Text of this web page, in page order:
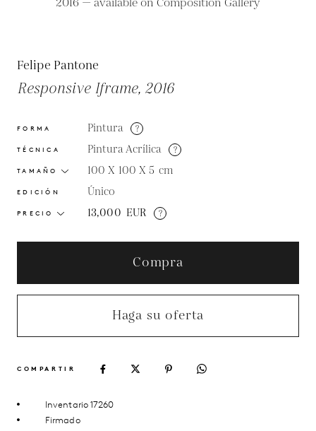
Felipe Pantone
Responsive Iframe, 2016
FORMA Pintura ?
TÉCNICA Pintura Acrílica ?
TAMAÑO 100 X 100 X 5 cm
EDICIÓN Único
PRECIO 13,000 EUR ?
Compra
Haga su oferta
COMPARTIR
Inventario 17260
Firmado